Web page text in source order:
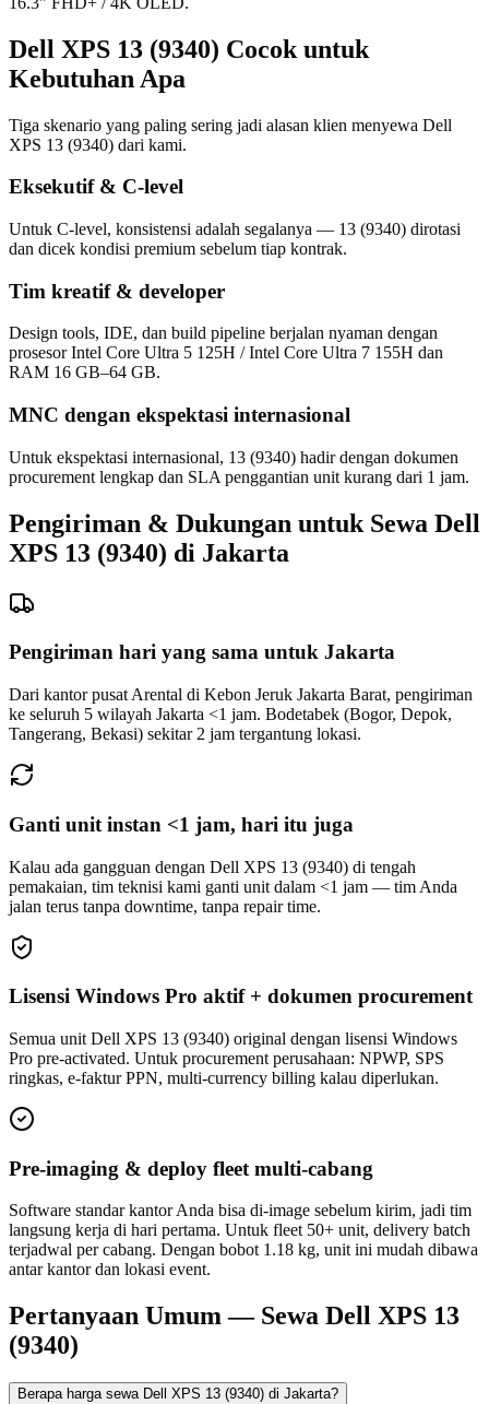
Dell XPS 13 (9340) Cocok untuk
Kebutuhan Apa
Tiga skenario yang paling sering jadi alasan klien menyewa Dell
XPS 13 (9340) dari kami.
Eksekutif & C-level
Untuk C-level, konsistensi adalah segalanya — 13 (9340) dirotasi
dan dicek kondisi premium sebelum tiap kontrak.
Tim kreatif & developer
Design tools, IDE, dan build pipeline berjalan nyaman dengan
prosesor Intel Core Ultra 5 125H / Intel Core Ultra 7 155H dan
RAM 16 GB–64 GB.
MNC dengan ekspektasi internasional
Untuk ekspektasi internasional, 13 (9340) hadir dengan dokumen
procurement lengkap dan SLA penggantian unit kurang dari 1 jam.
Pengiriman & Dukungan untuk Sewa Dell
XPS 13 (9340) di Jakarta
Pengiriman hari yang sama untuk Jakarta
Dari kantor pusat Arental di Kebon Jeruk Jakarta Barat, pengiriman
ke seluruh 5 wilayah Jakarta <1 jam. Bodetabek (Bogor, Depok,
Tangerang, Bekasi) sekitar 2 jam tergantung lokasi.
Ganti unit instan <1 jam, hari itu juga
Kalau ada gangguan dengan Dell XPS 13 (9340) di tengah
pemakaian, tim teknisi kami ganti unit dalam <1 jam — tim Anda
jalan terus tanpa downtime, tanpa repair time.
Lisensi Windows Pro aktif + dokumen procurement
Semua unit Dell XPS 13 (9340) original dengan lisensi Windows
Pro pre-activated. Untuk procurement perusahaan: NPWP, SPS
ringkas, e-faktur PPN, multi-currency billing kalau diperlukan.
Pre-imaging & deploy fleet multi-cabang
Software standar kantor Anda bisa di-image sebelum kirim, jadi tim
langsung kerja di hari pertama. Untuk fleet 50+ unit, delivery batch
terjadwal per cabang. Dengan bobot 1.18 kg, unit ini mudah dibawa
antar kantor dan lokasi event.
Pertanyaan Umum — Sewa Dell XPS 13
(9340)
Berapa harga sewa Dell XPS 13 (9340) di Jakarta?